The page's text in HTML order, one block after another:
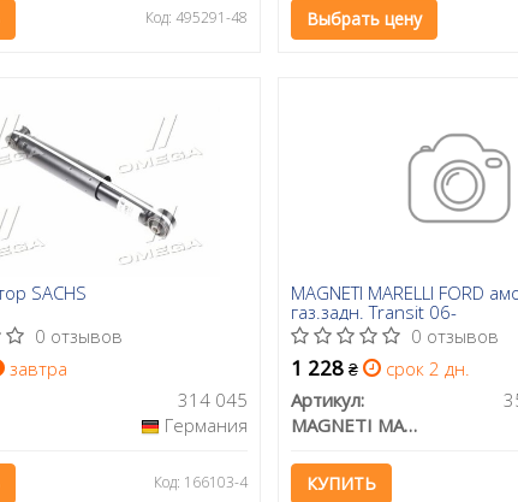
Код: 495291-48 Выбрать цену
SACHS
0 отзывов
завтра
314 045
Германия
Код: 166103-4
MAGNETI MARELLI FORD
газ.задн. Transit 06-
0 отзывов
1 228 ₴
срок 2 дн.
Артикул:
MAGNETI MARELLI
КУПИТЬ